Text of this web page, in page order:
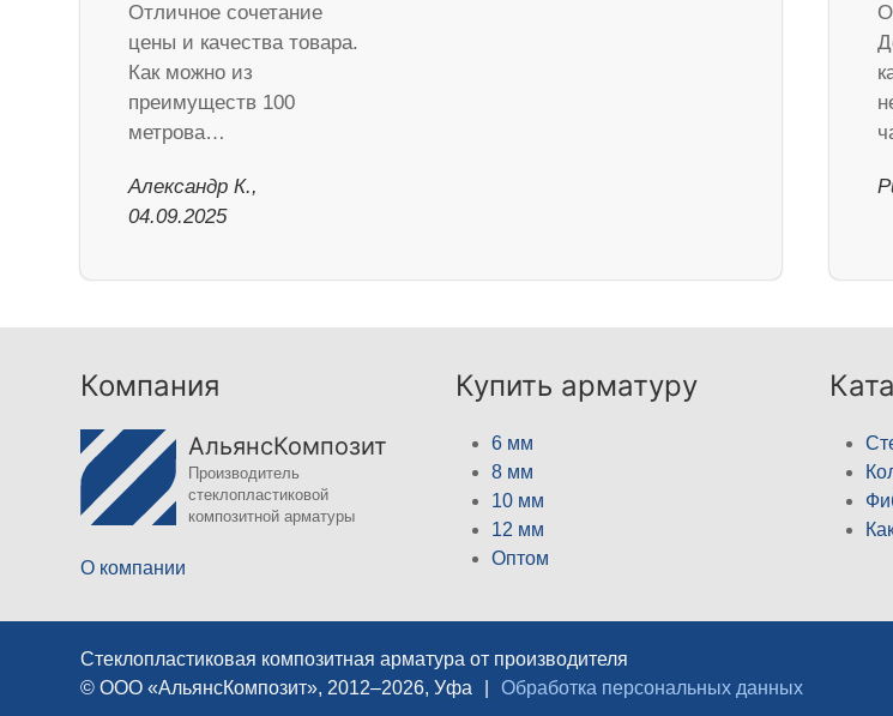
Отличное сочетание
цены и качества товара.
Как можно из
преимуществ 100
метрова…
Александр К.,
04.09.2025
Компания
АльянсКомпозит
Производитель
стеклопластиковой
композитной арматуры
О компании
Купить арматуру
6 мм
8 мм
10 мм
12 мм
Оптом
Стеклопластиковая композитная арматура от производителя
© ООО «АльянсКомпозит», 2012–2026, Уфа
Обработка персональных данных